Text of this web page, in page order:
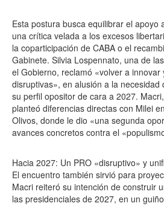
Esta postura busca equilibrar el apoyo
una crítica velada a los excesos
la coparticipación de CABA o el
Gabinete. Silvia Lospennato, una de
el Gobierno, reclamó «volver a innovar
disruptivas», en alusión a la
su perfil opositor de cara a 2027.
planteó diferencias directas con Milei
Olivos, donde le dio «una segunda
avances concretos contra el
Hacia 2027: Un PRO «disruptivo» y
El encuentro también sirvió para
Macri reiteró su intención de construir
las presidenciales de 2027, en un